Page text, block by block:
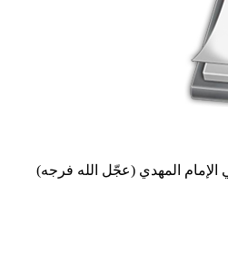
المهدي (عجّل الله فرجه)